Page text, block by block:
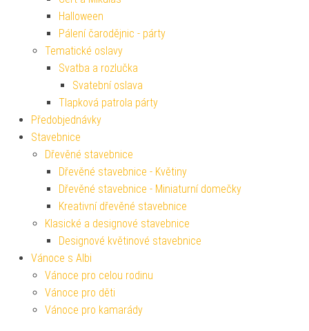
Halloween
Pálení čarodějnic - párty
Tematické oslavy
Svatba a rozlučka
Svatební oslava
Tlapková patrola párty
Předobjednávky
Stavebnice
Dřevěné stavebnice
Dřevěné stavebnice - Květiny
Dřevěné stavebnice - Miniaturní domečky
Kreativní dřevěné stavebnice
Klasické a designové stavebnice
Designové květinové stavebnice
Vánoce s Albi
Vánoce pro celou rodinu
Vánoce pro děti
Vánoce pro kamarády